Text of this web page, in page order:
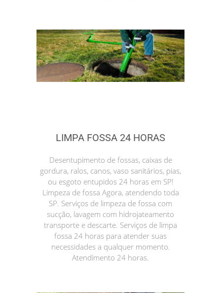
LIMPA FOSSA 24 HORAS
Desentupimento de fossas, caixas de
gordura, ralos, canos, vaso sanitários, pias,
ou esgoto entupidos 24 horas em SP!
Limpeza de fossa Agora, atendendo toda
SP. Serviços de limpeza de fossa com
sucção, lavagem com hidrojateamento
transporte e descarte. Serviços de limpa
fossa 24 horas para atender suas
necessidades a qualquer momento.
Atendimento 24 horas.